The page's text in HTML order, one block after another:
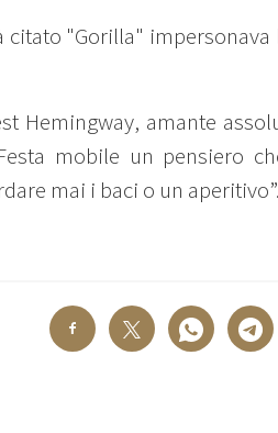
"Gorilla"
Hemingway, amante
mobile un pensiero
mai i baci o un